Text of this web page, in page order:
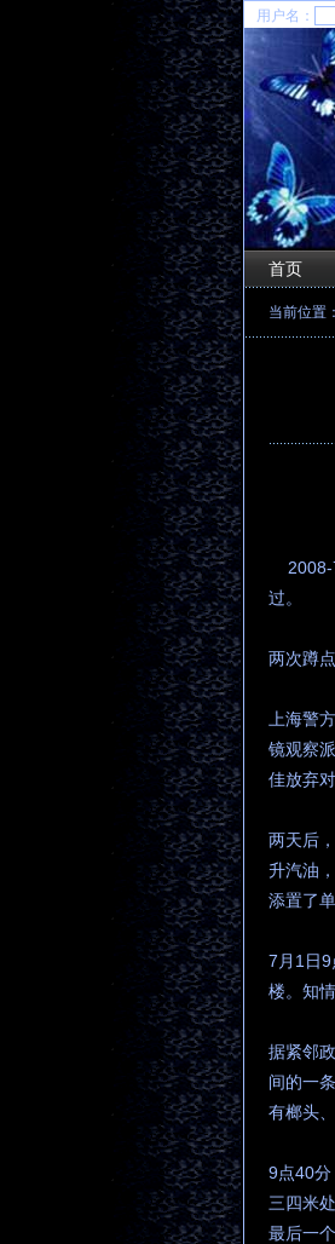
用户名：
首页
当前位置：
2008-
过。
两次蹲
上海警
镜观察
佳放弃
两天后
升汽油
添置了
7月1日9
楼。知
据紧邻
间的一
有榔头
9点40分
三四米
最后一